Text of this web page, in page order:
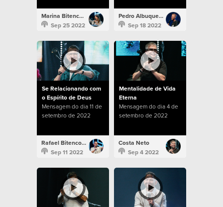
Marina Bitencourt
Sep 25 2022
Pedro Albuquerque
Sep 18 2022
Se Relacionando com
o Espírito de Deus
Mensagem do dia 11 de
setembro de 2022
Rafael Bitencourt
Sep 11 2022
Mentalidade de Vida
Eterna
Mensagem do dia 4 de
setembro de 2022
Costa Neto
Sep 4 2022